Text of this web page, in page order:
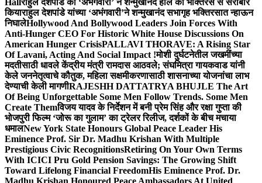
Hallराहुल देशपांडे की ‘अभंगवारी’ ने शन्मुखानंद हॉल को भक्तिरस से सराबोर
कियाराहुल देशपांडे यांच्या ‘अभंगवारी’ने शन्मुखानंद सभागृह भक्तिरसात न्हाऊन
निघालेHollywood And Bollywood Leaders Join Forces With
Anti-Hunger CEO For Historic White House Discussions On
American Hunger CrisisPALLAVI THORAVE: A Rising Star
Of Lavani, Acting And Social Impact !मोशी दुर्घटनेतील जखमींच्या
मदतीसाठी धावले केंद्रीय मंत्री रामदास आठवले; संघमित्रा गायकवाड यांनी
केले जननेतृत्वाचे कौतुक, महिला सक्षमीकरणासाठी शासनाच्या योजनांचा लाभ
देण्याची केली मागणीRAJESHH DATTATRYA BHUJLE The Art
Of Being Unforgettable Some Men Follow Trends. Some Men
Create Themविजय यादव के निर्देशन में बनी प्रेम सिंह और रक्षा गुप्ता की
भोजपुरी फिल्म ‘जोरू का गुलाम’ का ट्रेलर रिलीज, दर्शकों के बीच मचाया
धमालNew York State Honours Global Peace Leader His
Eminence Prof. Sir Dr. Madhu Krishan With Multiple
Prestigious Civic RecognitionsRetiring On Your Own Terms
With ICICI Pru Gold Pension Savings: The Growing Shift
Toward Lifelong Financial FreedomHis Eminence Prof. Dr.